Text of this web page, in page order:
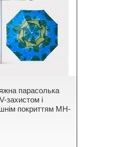
парасолька
захистом і
покриттям MH-